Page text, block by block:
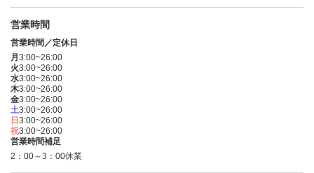
営業時間
営業時間／定休日
月 3:00~26:00
火3:00~26:00
水3:00~26:00
木3:00~26:00
金3:00~26:00
土3:00~26:00
日 3:00~26:00
祝3:00~26:00
営業時間補足
2：00～3：00休業